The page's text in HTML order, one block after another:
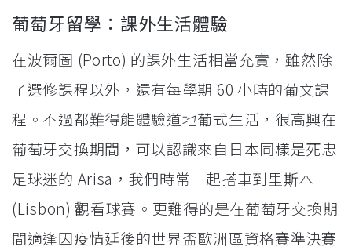
葡萄牙留學：課外生活體驗
在波爾圖 (Porto) 的課外生活相當充實，雖然除
了選修課程以外，還有每學期 60 小時的葡文課
程。不過都難得能體驗道地葡式生活，很高興在
葡萄牙交換期間，可以認識來自日本同樣是死忠
足球迷的 Arisa，我們時常一起搭車到里斯本
(Lisbon) 觀看球賽。更難得的是在葡萄牙交換期
間適逢因疫情延後的世界盃歐洲區資格賽準決賽